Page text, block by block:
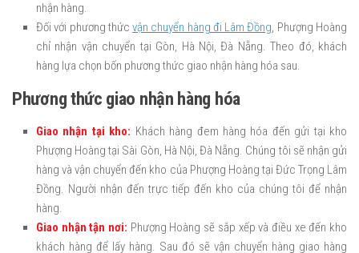
nhận hàng.
Đối với phương thứcvận chuyển hàng đi Lâm Đồng, Phượng Hoàng
chỉ nhận vận chuyển tại Gòn, Hà Nội, Đà Nẵng. Theo đó, khách
hàng lựa chọn bốn phương thức giao nhận hàng hóa sau.
Phương thức giao nhận hàng hóa
Giao nhận tại kho: Khách hàng đem hàng hóa đến gửi tại kho
Phượng Hoàng tại Sài Gòn, Hà Nội, Đà Nẵng. Chúng tôi sẽ nhận gửi
hàng và vận chuyển đến kho của Phượng Hoàng tại Đức Trọng Lâm
Đồng. Người nhận đến trực tiếp đến kho của chúng tôi để nhận
hàng.
Giao nhận tận nơi: Phượng Hoàng sẽ sắp xếp và điều xe đến kho
khách hàng để lấy hàng. Sau đó sẽ vận chuyển hàng giao hàng